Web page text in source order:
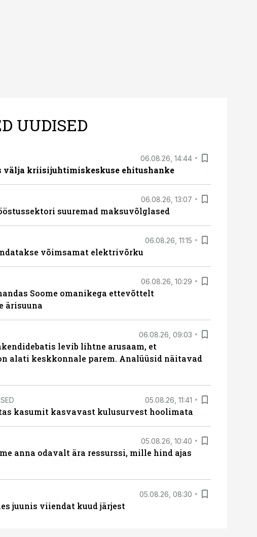
UUDISED
06.08.26, 14:44
välja kriisijuhtimiskeskuse ehitushanke
06.08.26, 13:07
suuremad maksuvõlglased
06.08.26, 11:15
võimsamat elektrivõrku
06.08.26, 10:29
Soome omanikega ettevõttelt
ärisuuna
06.08.26, 09:03
levib lihtne arusaam, et
alati keskkonnale parem. Analüüsid näitavad
05.08.26, 11:41
kasumit kasvavast kulusurvest hoolimata
05.08.26, 10:40
anna odavalt ära ressurssi, mille hind ajas
05.08.26, 08:30
juunis viiendat kuud järjest